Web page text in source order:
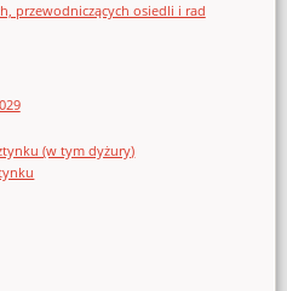
przewodniczących osiedli i rad
(w tym dyżury)